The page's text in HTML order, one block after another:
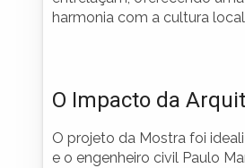
harmonia com a cultura
O Impacto da
O projeto da Mostra foi
e o engenheiro civil Paulo